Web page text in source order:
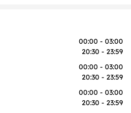
00:00 - 03:00
20:30 - 23:59
00:00 - 03:00
20:30 - 23:59
00:00 - 03:00
20:30 - 23:59